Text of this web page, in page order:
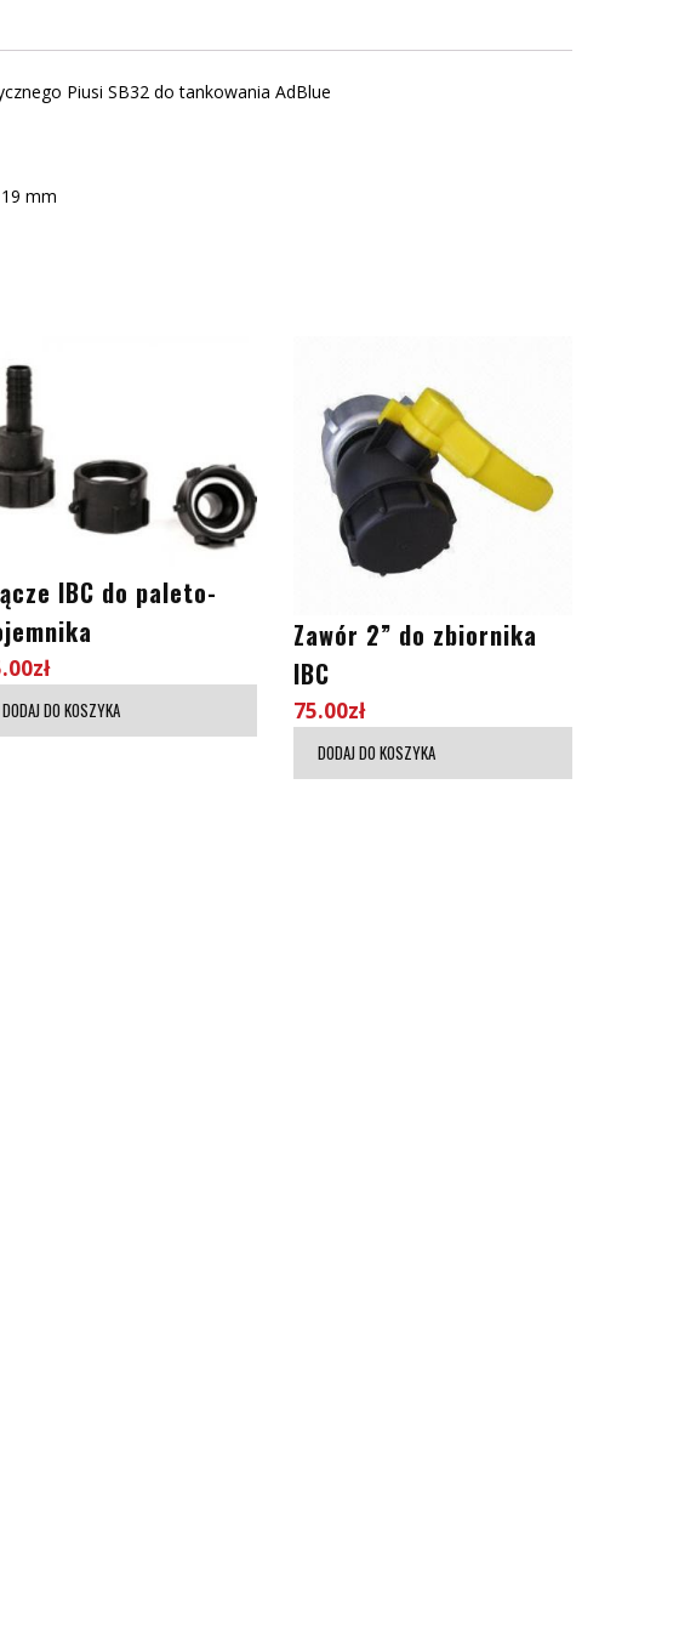
Piusi SB32 do tankowania AdBlue
mm
IBC do paleto-
zł
DODAJ DO KOSZYKA
Zawór 2” do zbiornika
IBC
75.00zł
DODAJ DO KOSZYKA